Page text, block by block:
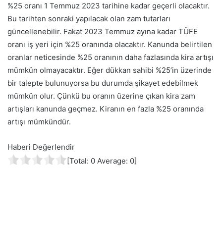
%25 oranı 1 Temmuz 2023 tarihine kadar geçerli olacaktır.
Bu tarihten sonraki yapılacak olan zam tutarları
güncellenebilir. Fakat 2023 Temmuz ayına kadar TÜFE
oranı iş yeri için %25 oranında olacaktır. Kanunda belirtilen
oranlar neticesinde %25 oranının daha fazlasında kira artışı
mümkün olmayacaktır. Eğer dükkan sahibi %25’in üzerinde
bir talepte bulunuyorsa bu durumda şikayet edebilmek
mümkün olur. Çünkü bu oranın üzerine çıkan kira zam
artışları kanunda geçmez. Kiranın en fazla %25 oranında
artışı mümkündür.
Haberi Değerlendir
[Total: 0 Average: 0]